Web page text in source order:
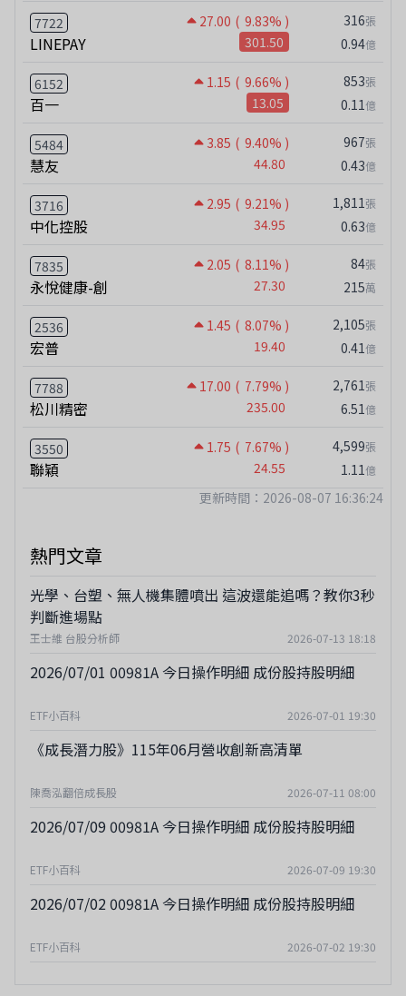
7722 27.00 ( 9.83% )
LINEPAY 301.50
316張
0.94億
6152 1.15 ( 9.66% )
百一 13.05
853張
0.11億
5484 3.85 ( 9.40% )
慧友 44.80
967張
0.43億
3716 2.95 ( 9.21% )
中化控股 34.95
1,811 張
0.63億
7835 2.05 ( 8.11% )
永悅健康-創 27.30
84張
215萬
2536 1.45 ( 8.07% )
宏普 19.40
2,105張
0.41億
7788 17.00 ( 7.79% )
松川精密 235.00
2,761 張
6.51億
3550 1.75 ( 7.67% )
聯穎 24.55
4,599張
1.11億
更新時間：2026-08-07 16:36:24
熱門文章
光學、台塑、無人機集體噴出 這波還能追嗎？教你3秒
判斷進場點
王士維 台股分析師 2026-07-13 18:18
2026/07/01 00981A 今日操作明細 成份股持股明細
ETF小百科 2026-07-01 19:30
《成長潛力股》115年06月營收創新高清單
陳喬泓翻倍成長股 2026-07-11 08:00
2026/07/09 00981A 今日操作明細 成份股持股明細
ETF小百科 2026-07-09 19:30
2026/07/02 00981A 今日操作明細 成份股持股明細
ETF小百科 2026-07-02 19:30